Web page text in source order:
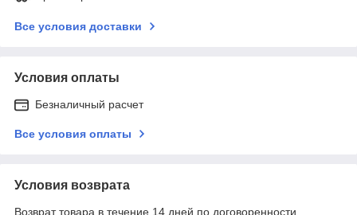
Все условия доставки
Условия оплаты
Безналичный расчет
Все условия оплаты
Условия возврата
Возврат товара в течение 14 дней по договоренности